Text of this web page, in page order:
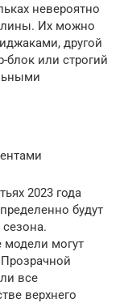
невероятно
Их можно
другой
или строгий
2023 года
будут
могут
все
верхнего